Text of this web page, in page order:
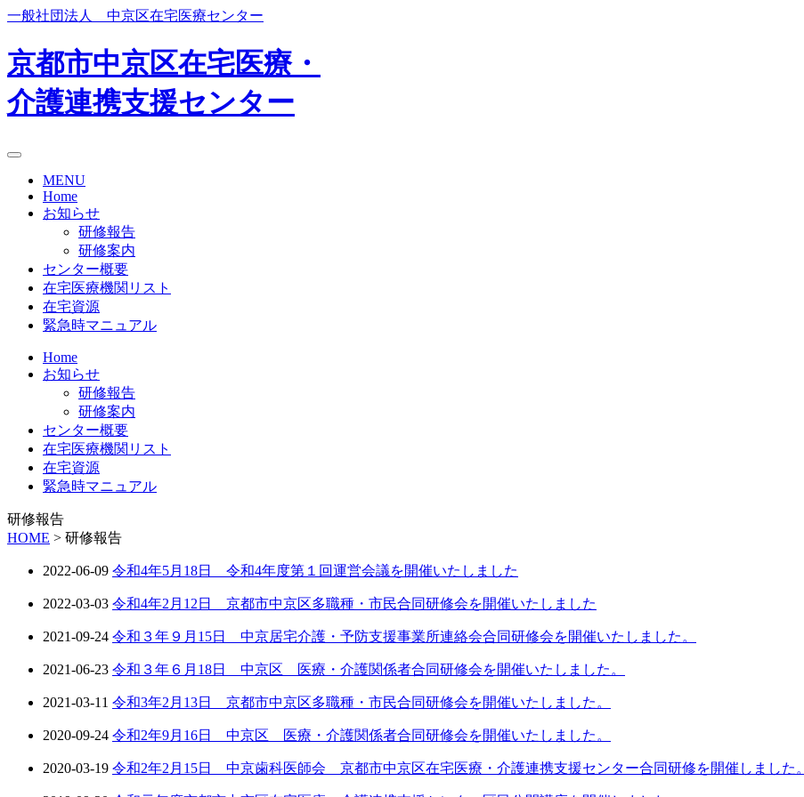
Skip
content
一般社団法人 中京区在宅医療センター
京都市中京区在宅医療・
介護連携支援センター
MENU
Home
お知らせ
研修報告
研修案内
センター概要
在宅医療機関リスト
在宅資源
緊急時マニュアル
Home
お知らせ
研修報告
研修案内
センター概要
在宅医療機関リスト
在宅資源
緊急時マニュアル
研修報告
HOME > 研修報告
2022-06-09 令和4年5月18日 令和4年度第１回運営会議を開催いたしました
2022-03-03 令和4年2月12日 京都市中京区多職種・市民合同研修会を開催いたしました
2021-09-24 令和３年９月15日 中京居宅介護・予防支援事業所連絡会合同研修会を開催いたしました。
2021-06-23 令和３年６月18日 中京区 医療・介護関係者合同研修会を開催いたしました。
2021-03-11 令和3年2月13日 京都市中京区多職種・市民合同研修会を開催いたしました。
2020-09-24 令和2年9月16日 中京区 医療・介護関係者合同研修会を開催いたしました。
2020-03-19 令和2年2月15日 中京歯科医師会 京都市中京区在宅医療・介護連携支援センター合同研修を開催しました。